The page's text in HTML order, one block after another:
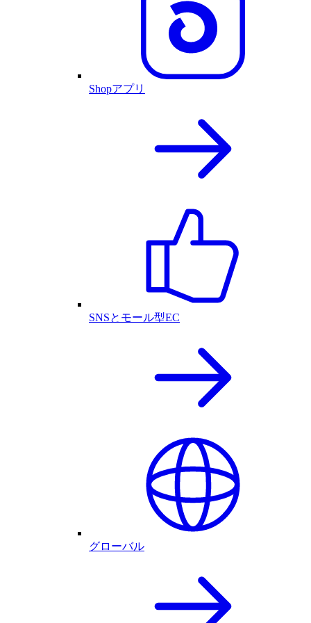
Shopアプリ
SNSとモール型EC
グローバル